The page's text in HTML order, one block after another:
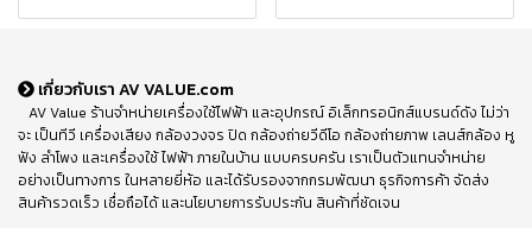
เกี่ยวกับเรา AV VALUE.com
AV Value ร้านจำหน่ายเครื่องใช้ไฟฟ้า และอุปกรณ์ อิเล็กทรอนิกส์แบรนด์ดัง ไม่ว่า
จะ เป็นทีวี เครื่องเสียง กล้องวงจร ปิด กล้องถ่ายวีดีโอ กล้องถ่ายภาพ เลนส์กล้อง หู
ฟัง ลำโพง และเครื่องใช้ ไฟฟ้า ภายในบ้าน แบบครบครัน เราเป็นตัวแทนจำหน่าย
อย่างเป็นทางการ ในหลายยี่ห้อ และได้รับรองจากกรมพัฒนา ธุรกิจการค้า จัดส่ง
สินค้ารวดเร็ว เชื่อถือได้ และนโยบายการรับประกัน สินค้าที่ชัดเจน